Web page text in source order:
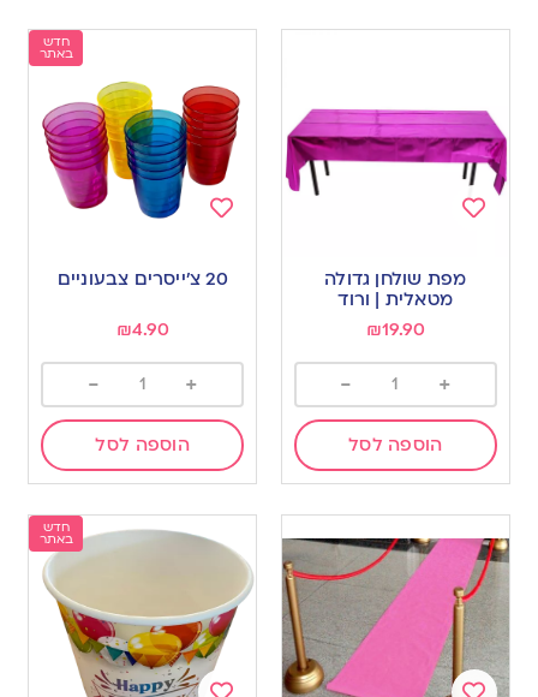
wishlist
מפת שולחן גדולה
מטאלית | ורוד
₪19.90
+
-
הוספה לסל
חדש
באתר
to
wishlist
20 צ׳ייסרים צבעוניים
₪4.90
+
-
הוספה לסל
חדש
באתר